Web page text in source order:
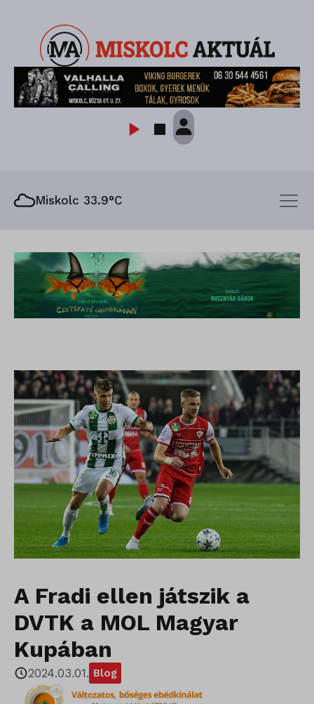
Miskolc 33.9°C
A Fradi ellen játszik a
DVTK a MOL Magyar
Kupában
2024.03.01. Blog